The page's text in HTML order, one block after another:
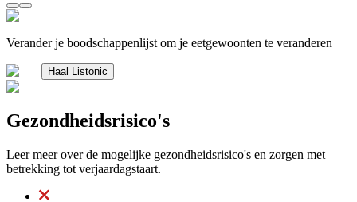
Verander je boodschappenlijst om je eetgewoonten te veranderen
Haal Listonic
Gezondheidsrisico's
Leer meer over de mogelijke gezondheidsrisico's en zorgen met
betrekking tot verjaardagstaart.